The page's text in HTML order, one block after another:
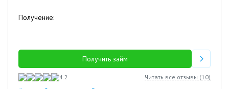
Получение:
Получить займ
4.2 Читать все отзывы (10)